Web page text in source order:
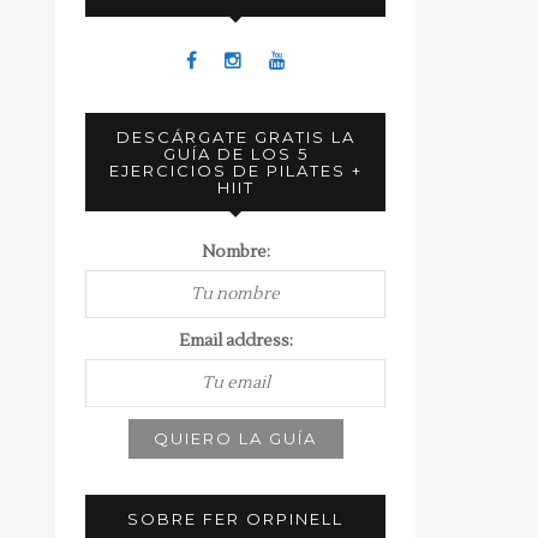
DESCÁRGATE GRATIS LA
GUÍA DE LOS 5
EJERCICIOS DE PILATES +
HIIT
Nombre:
Email address:
SOBRE FER ORPINELL